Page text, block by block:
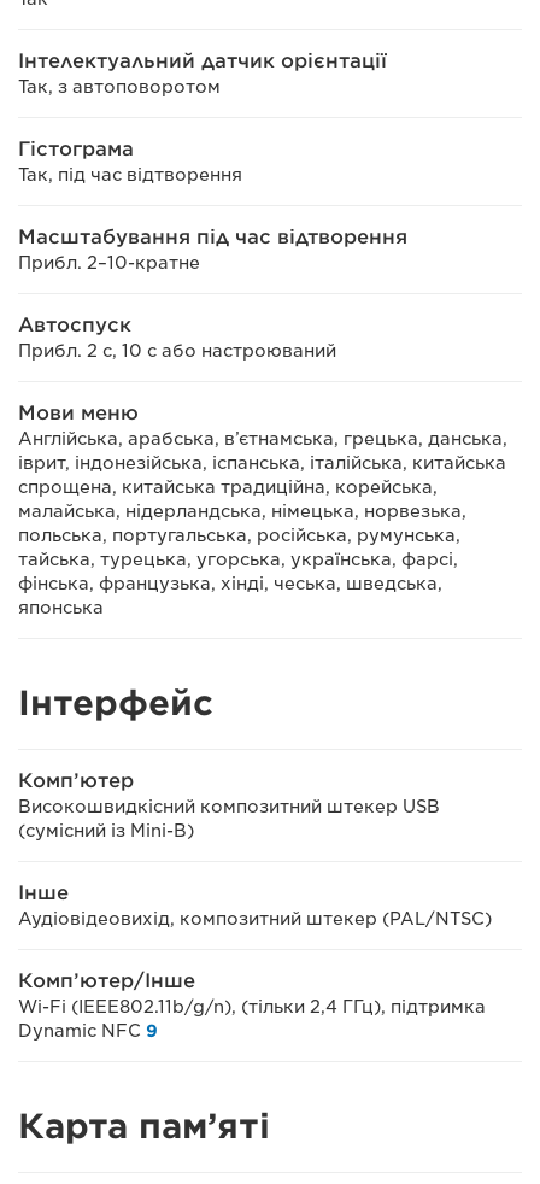
Інтелектуальний датчик орієнтації
Так, з автоповоротом
Гістограма
Так, під час відтворення
Масштабування під час відтворення
Прибл. 2–10-кратне
Автоспуск
Прибл. 2 с, 10 с або настроюваний
Мови меню
Англійська, арабська, в’єтнамська, грецька, данська,
іврит, індонезійська, іспанська, італійська, китайська
спрощена, китайська традиційна, корейська,
малайська, нідерландська, німецька, норвезька,
польська, португальська, російська, румунська,
тайська, турецька, угорська, українська, фарсі,
фінська, французька, хінді, чеська, шведська,
японська
Інтерфейс
Комп’ютер
Високошвидкісний композитний штекер USB
(сумісний із Mini-B)
Інше
Аудіовідеовихід, композитний штекер (PAL/NTSC)
Комп’ютер/Інше
Wi-Fi (IEEE802.11b/g/n), (тільки 2,4 ГГц), підтримка
Dynamic NFC 9
Карта пам’яті